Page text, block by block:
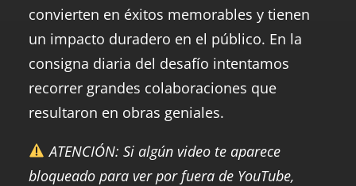
convierten en éxitos memorables y tienen
un impacto duradero en el público. En la
consigna diaria del desafío intentamos
recorrer grandes colaboraciones que
resultaron en obras geniales.
ATENCIÓN: Si algún video te aparece
bloqueado para ver por fuera de YouTube,